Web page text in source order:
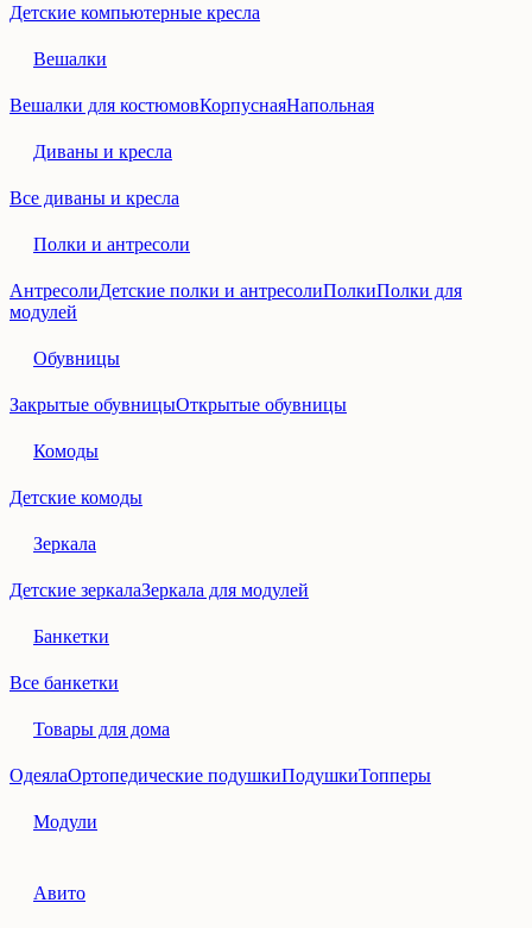
Детские компьютерные кресла
Вешалки
Вешалки для костюмовКорпуснаяНапольная
Диваны и кресла
Все диваны и кресла
Полки и антресоли
АнтресолиДетские полки и антресолиПолкиПолки для
модулей
Обувницы
Закрытые обувницыОткрытые обувницы
Комоды
Детские комоды
Зеркала
Детские зеркалаЗеркала для модулей
Банкетки
Все банкетки
Товары для дома
ОдеялаОртопедические подушкиПодушкиТопперы
Модули
Авито